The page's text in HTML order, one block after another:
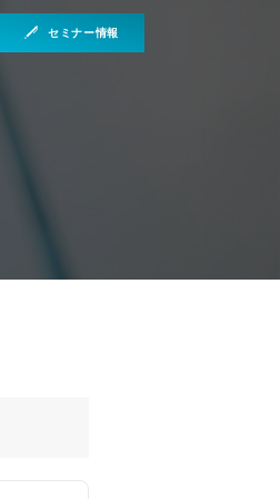
セミナー情報